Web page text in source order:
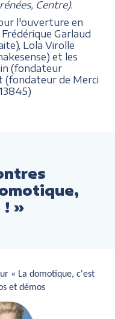
Centre).
l'ouverture en
Garlaud
Lola Virolle
et les
(fondateur
(fondateur de Merci
! »
« La domotique, c'est
et démos